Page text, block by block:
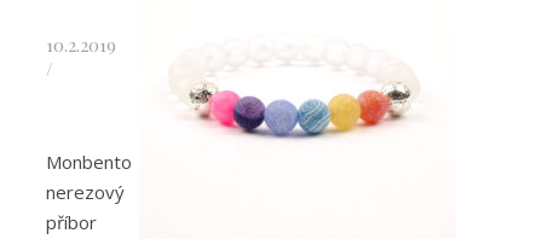
10.2.2019
/
Monbento
nerezový
příbor